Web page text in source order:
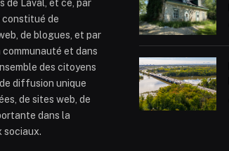
de Laval, et ce, par
de
de blogues, et par
et dans
des citoyens
diffusion unique
de sites web, de
dans la
sociaux.